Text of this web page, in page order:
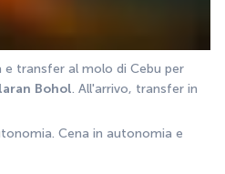
transfer al molo di Cebu per
Bohol. All'arrivo, transfer in
Cena in autonomia e